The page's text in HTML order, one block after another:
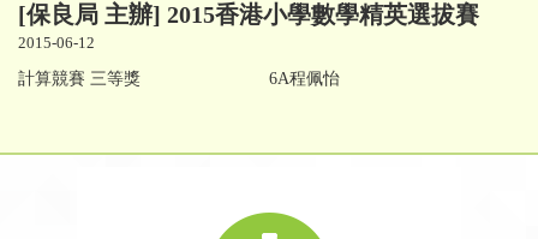
[保良局 主辦] 2015香港小學數學精英選拔賽
2015-06-12
計算競賽 三等獎
6A程佩怡